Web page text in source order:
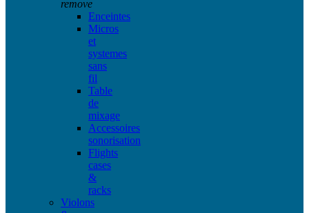
remove
Enceintes
Micros
et
systemes
sans
fil
Table
de
mixage
Accessoires
sonorisation
Flights
cases
&
racks
Violons